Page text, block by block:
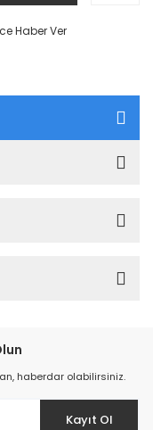
Haber Ver
haberdar olabilirsiniz.
Kayıt Ol